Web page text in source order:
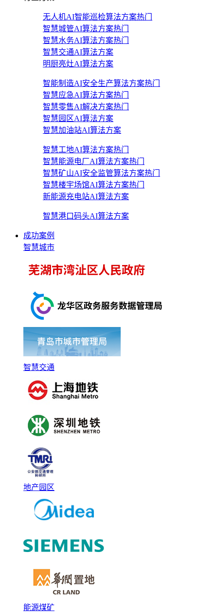
无人机AI智能巡检算法方案热门
智慧城管AI算法方案热门
智慧水务AI算法方案热门
智慧交通AI算法方案
明厨亮灶AI算法方案
智能制造AI安全生产算法方案热门
智慧应急AI算法方案热门
智慧零售AI解决方案热门
智慧园区AI算法方案
智慧加油站AI算法方案
智慧工地AI算法方案热门
智慧能源电厂AI算法方案热门
智慧矿山AI安全监管算法方案热门
智慧楼宇场馆AI算法方案热门
新能源充电站AI算法方案
智慧港口码头AI算法方案
成功案例
智慧城市
智慧交通
地产园区
能源煤矿